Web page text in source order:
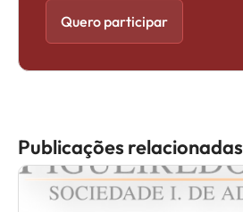
Quero participar
Publicações relacionadas